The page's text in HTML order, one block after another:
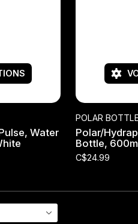
Water
POLAR
Polar/
Bottle,
C$24.99